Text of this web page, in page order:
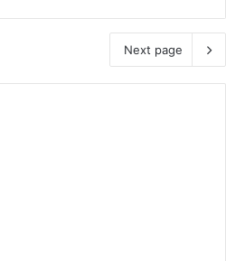
Next page